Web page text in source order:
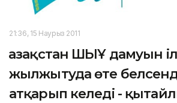
21:36, 15 Наурыз 2011
Қазақстан ШЫҰ дамуын
жылжытуда өте
атқарып келеді -